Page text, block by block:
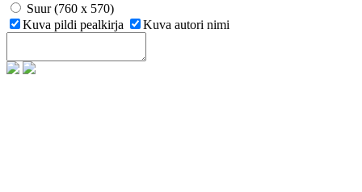
Suur (760 x 570)
Kuva pildi pealkirja
Kuva autori nimi